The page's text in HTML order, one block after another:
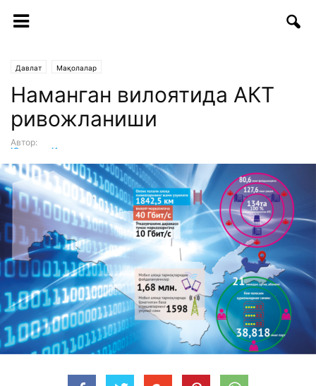
Давлат Мақолалар
Наманган вилоятида АКТ
ривожланиши
Автор:
Юсупхан Ишанов